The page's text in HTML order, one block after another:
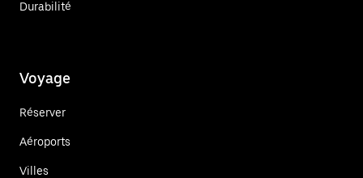
Durabilité
Voyage
Réserver
Aéroports
Villes